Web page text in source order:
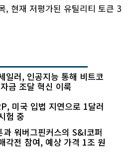
, 현재 저평가된 유틸리티 토큰 3
일러, 인공지능 통해 비트코
금 조달 혁신 이룩
미국 입법 지연으로 1달러
험 중
과 워버그핀커스의 S&I코퍼
각전 참여, 예상 가격 1조 원